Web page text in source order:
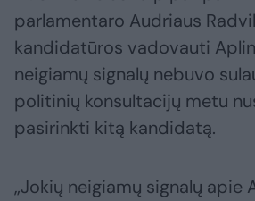
parlamentaro Audriaus
kandidatūros vadovauti
neigiamų signalų nebuvo
politinių konsultacijų metu
pasirinkti kitą kandidatą.
„Jokių neigiamų signalų apie